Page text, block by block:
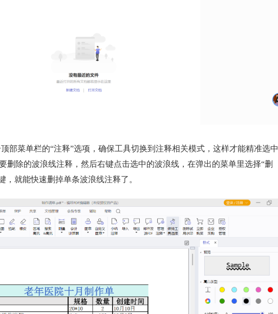
部菜单栏的“注释”选项，确保工具切换到注释相关模式，这样才能精准选中
删除的波浪线注释，然后右键点击选中的波浪线，在弹出的菜单里选择“删
，就能快速删掉单条波浪线注释了。